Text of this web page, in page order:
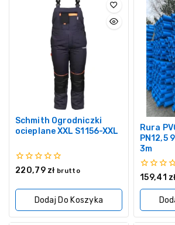
Schmith Ogrodniczki
ocieplane XXL S1156-XXL
0
5
220,79 zł brutto
Dodaj Do Koszyka
Rura
PN12,5
3m
0
5
159,41 zł